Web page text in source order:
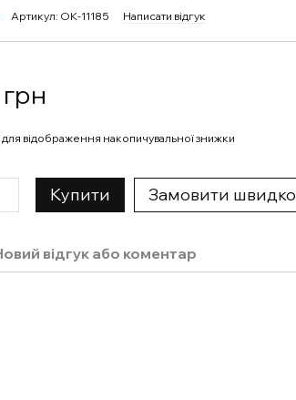
Артикул: ОК-11185 Написати відгук
для відображення накопичувальної знижки
Купити Замовити швидко
відгук або коментар